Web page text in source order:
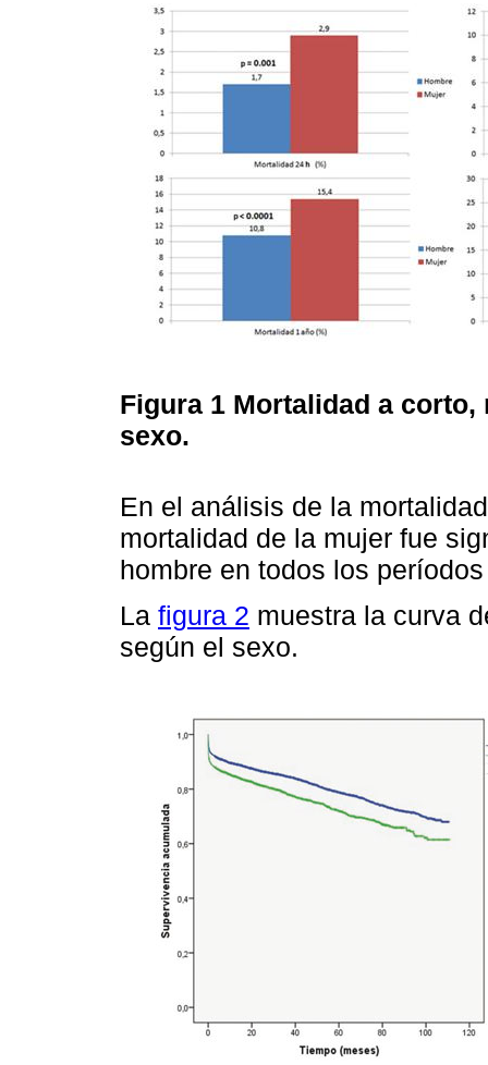
Figura 1 Mortalidad a corto,
sexo.
En el análisis de la
mortalidad de la mujer fue
hombre en todos los
La figura 2 muestra la curva
según el sexo.